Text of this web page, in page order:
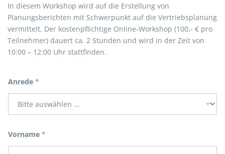
In diesem Workshop wird auf die Erstellung von
Planungsberichten mit Schwerpunkt auf die Vertriebsplanung
vermittelt. Der kostenpflichtige Online-Workshop (100,- € pro
Teilnehmer) dauert ca. 2 Stunden und wird in der Zeit von
10:00 – 12:00 Uhr stattfinden.
Anrede *
Vorname *